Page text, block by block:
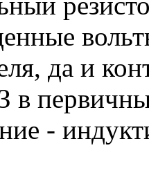
да и
в
-